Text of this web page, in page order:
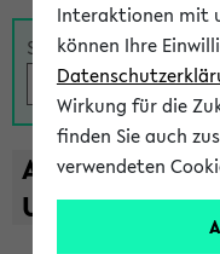
Suche
A B C D E F G H
U
V W
Interaktionen mit
können Ihre
Wirkung für die
finden Sie auch
verwendeten